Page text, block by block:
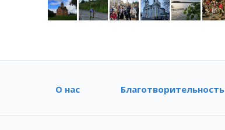
О нас Благотворительность